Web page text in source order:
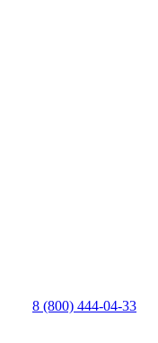
8 (800) 444-04-33